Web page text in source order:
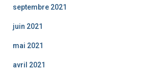
septembre 2021
juin 2021
mai 2021
avril 2021